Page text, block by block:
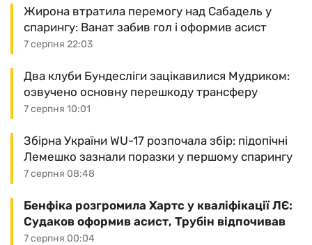
7 серпня 22:03
Жирона втратила перемогу над Сабадель у
спарингу: Ванат забив гол і оформив асист
7 серпня 10:01
Два клуби Бундесліги зацікавилися Мудриком:
озвучено основну перешкоду трансферу
7 серпня 08:48
Збірна України WU-17 розпочала збір: підопічні
Лемешко зазнали поразки у першому спарингу
7 серпня 00:04
Бенфіка розгромила Хартс у кваліфікації ЛЄ:
Судаков оформив асист, Трубін відпочивав